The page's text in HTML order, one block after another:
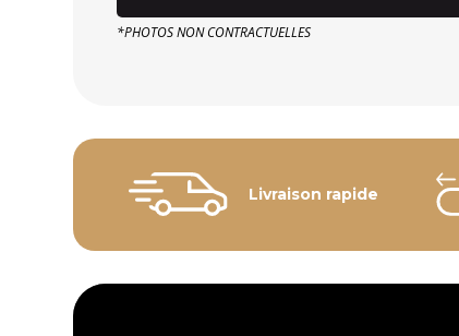
*PHOTOS NON CONTRACTUELLES
Livraison rapide